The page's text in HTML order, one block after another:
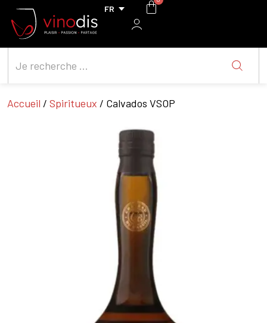
Accueil / Spiritueux / Calvados VSOP